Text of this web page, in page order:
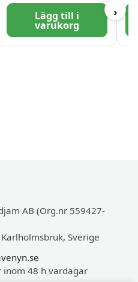
Lägg till i
varukorg
›
AB (Org.nr 559427-
Sverige
inom 48 h vardagar